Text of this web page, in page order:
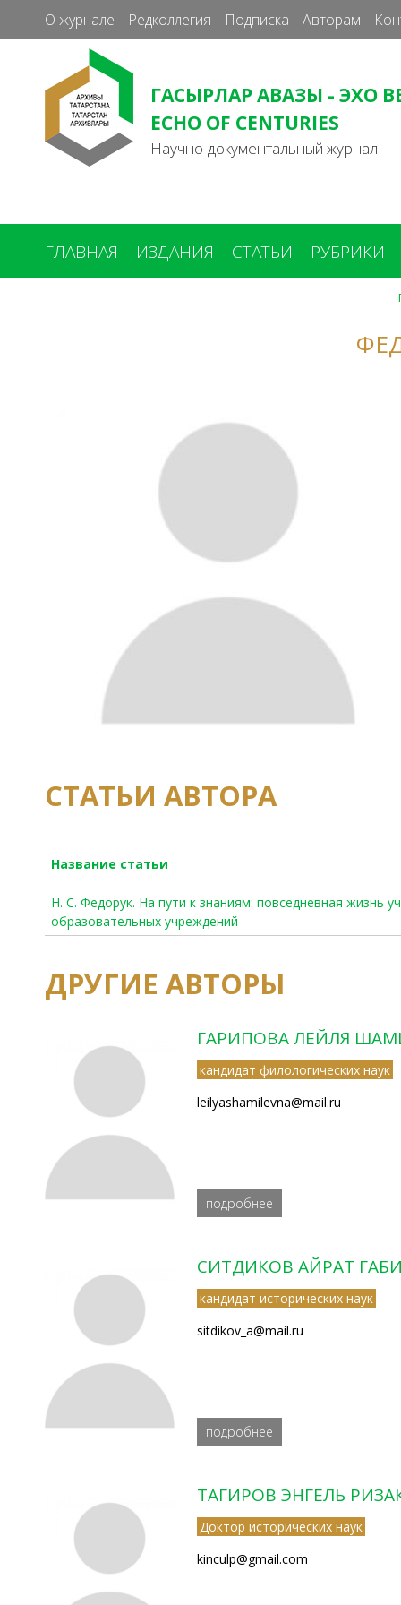
О журнале Редколлегия Подписка Авторам
ГАСЫРЛАР АВАЗЫ - ЭХО
ECHO OF CENTURIES
Научно-документальный журнал
ГЛАВНАЯ ИЗДАНИЯ СТАТЬИ РУБРИКИ
СТАТЬИ АВТОРА
Название статьи
Н. С. Федорук. На пути к знаниям: повседневная жизнь
образовательных учреждений
ДРУГИЕ АВТОРЫ
ГАРИПОВА ЛЕЙЛЯ
кандидат филологических наук
leilyashamilevna@mail.ru
подробнее
СИТДИКОВ АЙРАТ
кандидат исторических наук
sitdikov_a@mail.ru
подробнее
ТАГИРОВ ЭНГЕЛЬ
Доктор исторических наук
kinculp@gmail.com